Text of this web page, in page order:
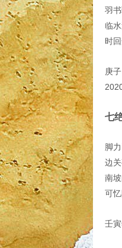
羽
临
时
庚
七
脚
边关
南
可
壬